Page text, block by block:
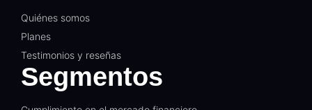
Quiénes somos
Planes
Testimonios y reseñas
Segmentos